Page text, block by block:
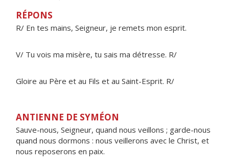
RÉPONS
R/ En tes mains, Seigneur, je remets mon esprit.
V/ Tu vois ma misère, tu sais ma détresse. R/
Gloire au Père et au Fils et au Saint-Esprit. R/
ANTIENNE DE SYMÉON
Sauve-nous, Seigneur, quand nous veillons ; garde-nous
quand nous dormons : nous veillerons avec le Christ, et
nous reposerons en paix.